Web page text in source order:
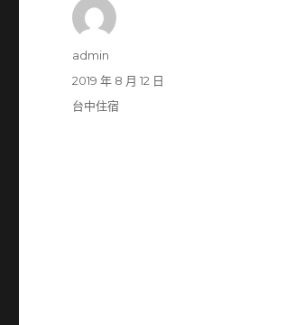
作
admin
發
佈
2019 年 8 月 12 日
分
台中住宿